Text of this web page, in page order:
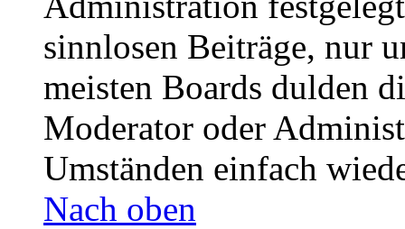
sinnlosen Beiträge, nur
meisten Boards dulden
Moderator oder
Umständen einfach
Nach oben